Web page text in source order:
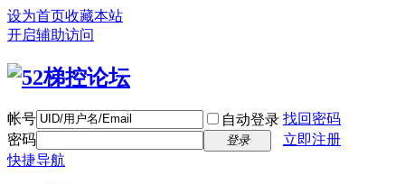
设为首页收藏本站
开启辅助访问
帐号 自动登录 找回密码
密码
登录
立即注册
快捷导航